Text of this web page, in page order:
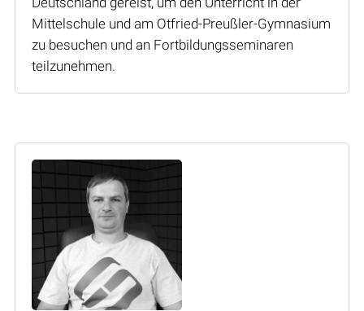
Mittelschule und am Otfried-Preußler-Gymnasium
zu besuchen und an Fortbildungsseminaren
teilzunehmen.